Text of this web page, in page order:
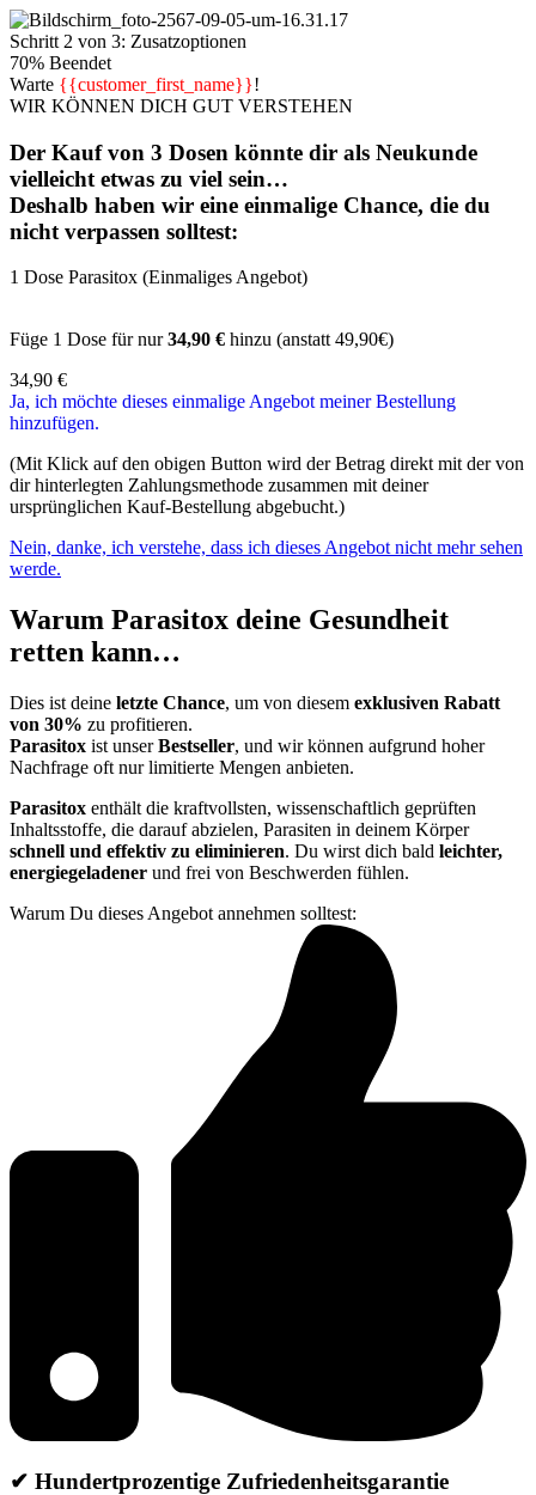
Schritt 2 von 3: Zusatzoptionen
70% Beendet
Warte {{customer_first_name}}!
WIR KÖNNEN DICH GUT VERSTEHEN
Der Kauf von 3 Dosen könnte dir als Neukunde
vielleicht etwas zu viel sein…
Deshalb haben wir eine einmalige Chance, die du
nicht verpassen solltest:
1 Dose Parasitox (Einmaliges Angebot)
Füge 1 Dose für nur34,90 € hinzu (anstatt 49,90€)
34,90 €
Ja, ich möchte dieses einmalige Angebot meiner Bestellung
hinzufügen.
(Mit Klick auf den obigen Button wird der Betrag direkt mit der von
dir hinterlegten Zahlungsmethode zusammen mit deiner
ursprünglichen Kauf-Bestellung abgebucht.)
Nein, danke, ich verstehe, dass ich dieses Angebot nicht mehr sehen
werde.
Warum Parasitox deine Gesundheit
retten kann…
Dies ist deine letzte Chance, um von diesem exklusiven Rabatt
von 30% zu profitieren.
Parasitox ist unserBestseller, und wir können aufgrund hoher
Nachfrage oft nur limitierte Mengen anbieten.
Parasitox enthält die kraftvollsten, wissenschaftlich geprüften
Inhaltsstoffe, die darauf abzielen, Parasiten in deinem Körper
schnell und effektiv zu eliminieren. Du wirst dich bald leichter,
energiegeladener und frei von Beschwerden fühlen.
Warum Du dieses Angebot annehmen solltest:
✔ Hundertprozentige Zufriedenheitsgarantie